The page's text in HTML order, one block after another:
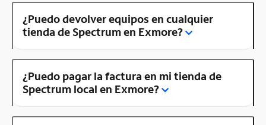
¿Puedo devolver equipos en cualquier
tienda de Spectrum en Exmore?
¿Puedo pagar la factura en mi tienda de
Spectrum local en Exmore?